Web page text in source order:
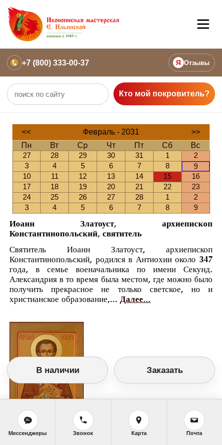
+7 (800) 333-00-37 Я Отзывы
Кто мой покровитель?
<< Февраль - 2031
>>
Пн
Вт Ср Чт Пт Сб
Вс
27
28 29 30 31 1
2
3
4 5 6 7 8
9
10
11 12 13 14 15
16
17
18 19 20 21 22
23
24
25 26 27 28 1
2
3
4 5 6 7 8 9
Иоанн Златоуст, архиепископ
Константинопольский, святитель
Святитель Иоанн Златоуст, архиепископ
Константинопольский, родился в Антиохии около 347
года, в семье военачальника по имени Секунд.
Александрия в то время была местом, где можно было
получить прекрасное не только светское, но и
христианское образование,... Далее...
Православный календарь
В наличии Заказать
Мессенджеры Звонок Карта Почта